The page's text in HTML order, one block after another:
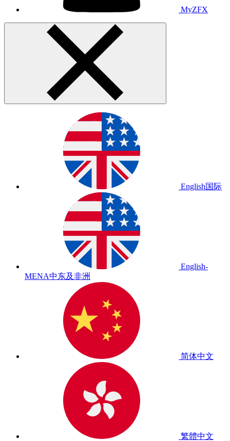
MyZFX
English国际
English-
MENA中东及非洲
简体中文
繁體中文